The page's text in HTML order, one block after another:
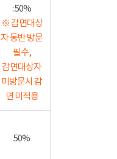
: 50%
※ 감면대상
자 동반 방문
필수,
감면대상자
미방문시 감
면 미적용
50%